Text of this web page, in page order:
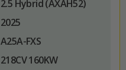
2.5 Hybrid (AXAH52)
2025
A25A-FXS
218CV 160KW